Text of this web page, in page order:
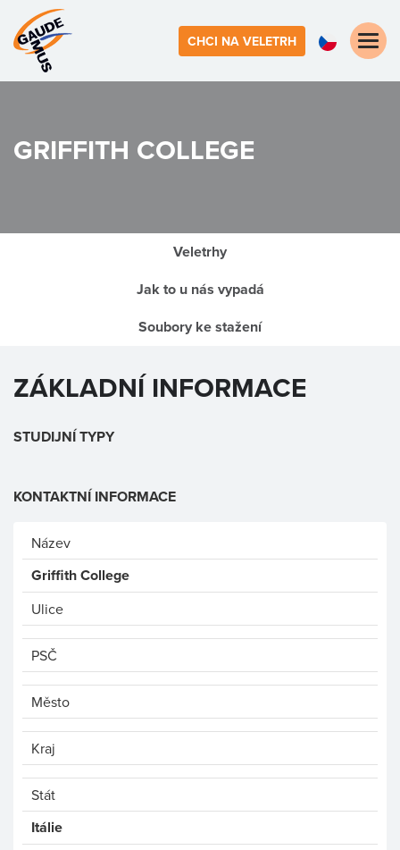
CHCI NA VELETRH
Toggle
GRIFFITH COLLEGE
Veletrhy
Jak to u nás vypadá
Soubory ke stažení
ZÁKLADNÍ INFORMACE
STUDIJNÍ TYPY
KONTAKTNÍ INFORMACE
Název
Griffith College
Ulice
PSČ
Město
Kraj
Stát
Itálie